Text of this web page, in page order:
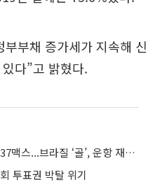
부채 증가세가 지속해 신
다”고 밝혔다.
21개월 만에 하늘 난 보잉 737맥스...브라질 ‘골’, 운항 재개 첫 항공사
투표권 박탈 위기